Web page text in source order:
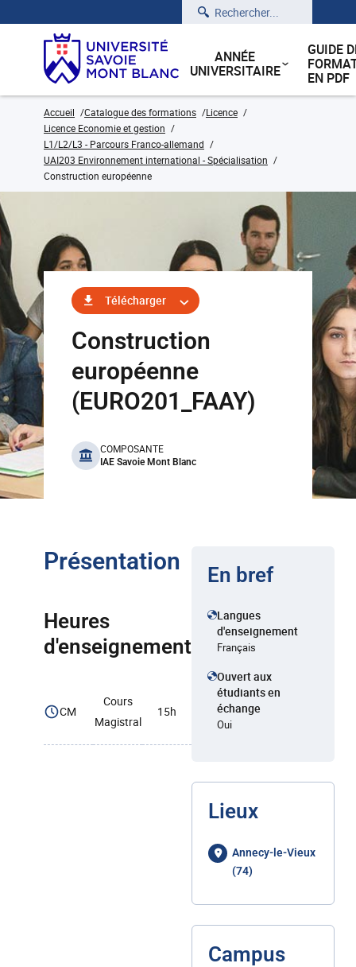
Rechercher
ANNÉE
UNIVERSITAIRE
GUIDE
EN PDF
Accueil Catalogue des formations
Licence
Licence Economie et gestion
L1/L2/L3 - Parcours Franco-allemand
UAI203 Environnement international - Spécialisation
Construction européenne
Télécharger
Construction
européenne
(EURO201_FAAY)
benefits
COMPOSANTE
IAE Savoie Mont Blanc
Présentation
Heures
d'enseignement
CM
Cours
Magistral
15h
En bref
Langues
d'enseignement
Français
Ouvert aux
étudiants en
échange
Oui
Lieux
Annecy-le-Vieux
(74)
Campus